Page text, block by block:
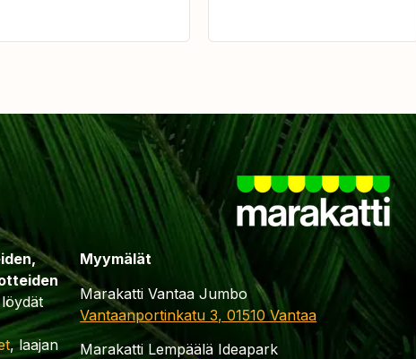
, laajan
Myymälät
Marakatti Vantaa Jumbo
Vantaanportinkatu 3, 01510 Vantaa
Marakatti Lempäälä Ideapark